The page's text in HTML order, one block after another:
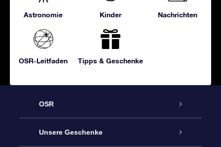
Astronomie Kinder Nachrichten
OSR-Leitfaden Tipps & Geschenke
OSR
Service
Unsere Geschenke